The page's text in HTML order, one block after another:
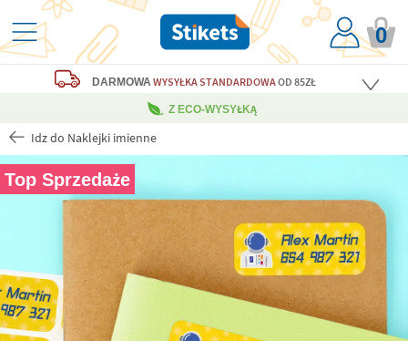
0
DARMOWA WYSYŁKA STANDARDOWAOD 85ZŁ
Z ECO-WYSYŁKĄ
Idz do Naklejki imienne
Top Sprzedaże